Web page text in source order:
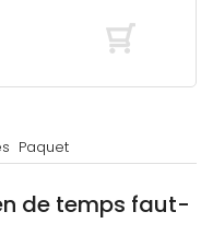
Paquet
de temps faut-